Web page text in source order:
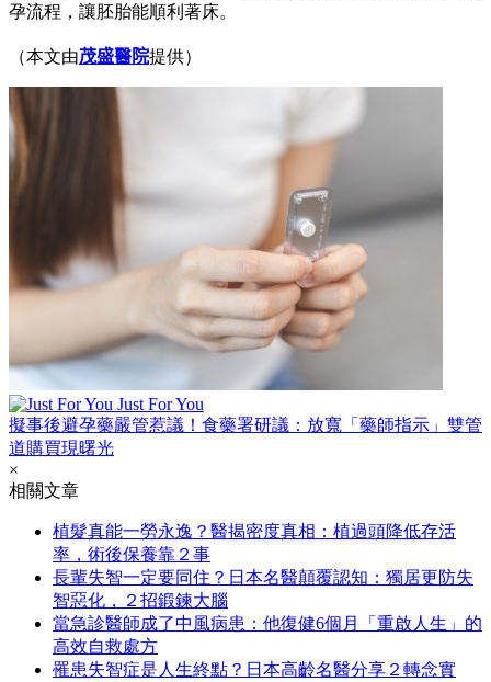
孕流程，讓胚胎能順利著床。
（本文由茂盛醫院提供）
Just For You
擬事後避孕藥嚴管惹議！食藥署研議：放寬「藥師指示」雙管
道購買現曙光
×
相關文章
植髮真能一勞永逸？醫揭密度真相：植過頭降低存活
率，術後保養靠２事
長輩失智一定要同住？日本名醫顛覆認知：獨居更防失
智惡化，２招鍛鍊大腦
當急診醫師成了中風病患：他復健6個月「重啟人生」的
高效自救處方
罹患失智症是人生終點？日本高齡名醫分享２轉念實